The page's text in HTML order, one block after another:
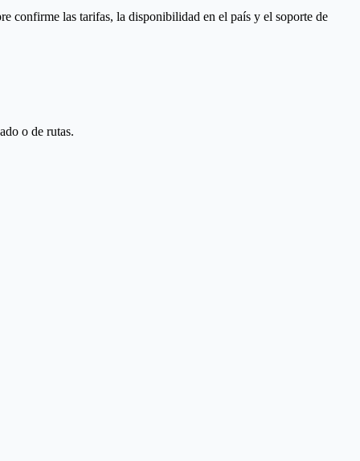
confirme las tarifas, la disponibilidad en el país y el soporte de
o de rutas.